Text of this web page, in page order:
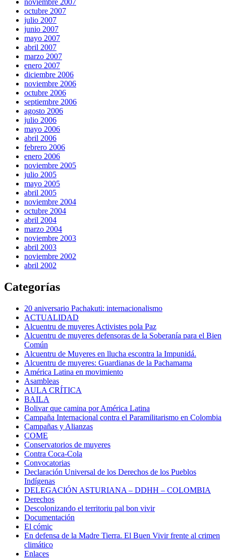
noviembre 2007
octubre 2007
julio 2007
junio 2007
mayo 2007
abril 2007
marzo 2007
enero 2007
diciembre 2006
noviembre 2006
octubre 2006
septiembre 2006
agosto 2006
julio 2006
mayo 2006
abril 2006
febrero 2006
enero 2006
noviembre 2005
julio 2005
mayo 2005
abril 2005
noviembre 2004
octubre 2004
abril 2004
marzo 2004
noviembre 2003
abril 2003
noviembre 2002
abril 2002
Categorías
20 aniversario Pachakuti: internacionalismo
ACTUALIDAD
Alcuentru de muyeres Activistes pola Paz
Alcuentru de muyeres defensoras de la Soberanía para el Bien
Común
Alcuentru de Muyeres en llucha escontra la Impunidá.
Alcuentru de muyeres: Guardianas de la Pachamama
América Latina en movimiento
Asambleas
AULA CRÍTICA
BAILA
Bolivar que camina por América Latina
Campaña Internacional contra el Paramilitarismo en Colombia
Campañas y Alianzas
COME
Conservatorios de muyeres
Contra Coca-Cola
Convocatorias
Declaración Universal de los Derechos de los Pueblos
Indígenas
DELEGACIÓN ASTURIANA – DDHH – COLOMBIA
Derechos
Descolonizando el territoriu pal bon vivir
Documentación
El cómic
En defensa de la Madre Tierra. El Buen Vivir frente al crimen
climático
Enlaces